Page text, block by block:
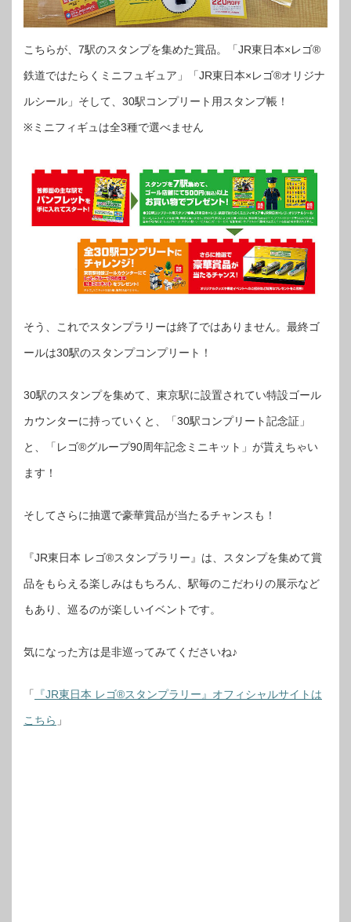
こちらが、7駅のスタンプを集めた賞品。「JR東日本×レゴ®︎
鉄道ではたらくミニフュギュア」「JR東日本×レゴ®︎オリジナ
ルシール」そして、30駅コンプリート用スタンプ帳！
※ミニフィギュは全3種で選べません
そう、これでスタンプラリーは終了ではありません。最終ゴ
ールは30駅のスタンプコンプリート！
30駅のスタンプを集めて、東京駅に設置されてい特設ゴール
カウンターに持っていくと、「30駅コンプリート記念証」
と、「レゴ®︎グループ90周年記念ミニキット」が貰えちゃい
ます！
そしてさらに抽選で豪華賞品が当たるチャンスも！
『JR東日本 レゴ®スタンプラリー』は、スタンプを集めて賞
品をもらえる楽しみはもちろん、駅毎のこだわりの展示など
もあり、巡るのが楽しいイベントです。
気になった方は是非巡ってみてくださいね♪
「 『JR東日本 レゴ®スタンプラリー』オフィシャルサイトは
こちら 」